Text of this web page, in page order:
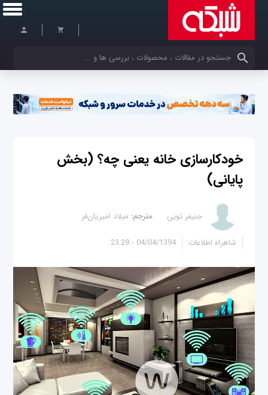
کلمات کلیدی خود را وارد کنید
خودکارسازی خانه یعنی چه؟ (بخش
پایانی)
04/04/1394 - 23:28
جنیفر تویی مترجم: میلاد امیریان‌فر
شاهراه اطلاعات